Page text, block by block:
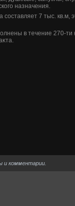
назначения.
7 тыс. кв.м,
в течение 270-ти
и комментарии.